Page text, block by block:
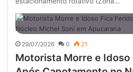
29/07/2026 0 21
Motorista Morre e Idoso